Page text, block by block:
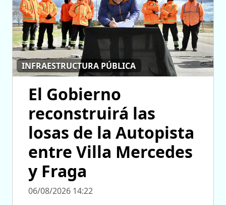
INFRAESTRUCTURA PÚBLICA
El Gobierno
reconstruirá las
losas de la Autopista
entre Villa Mercedes
y Fraga
06/08/2026 14:22